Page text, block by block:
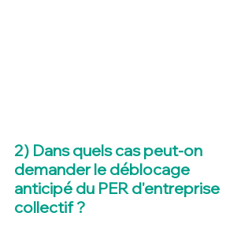
2) Dans quels cas peut-on
demander le déblocage
anticipé du PER d'entreprise
collectif ?